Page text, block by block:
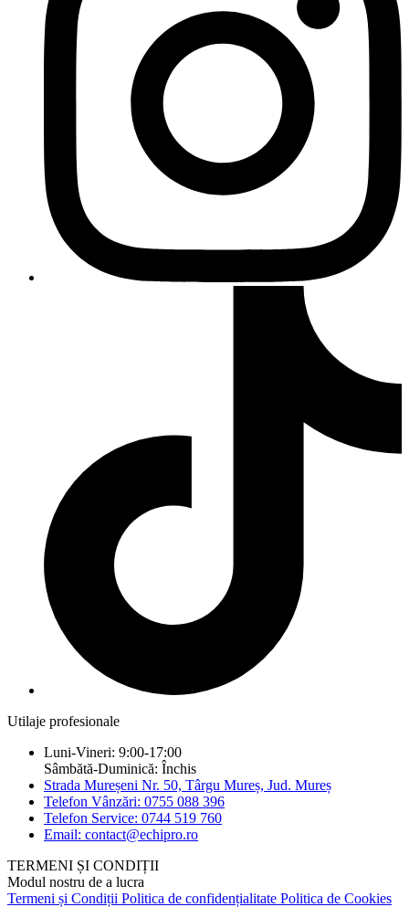
Utilaje profesionale
Luni-Vineri: 9:00-17:00
Sâmbătă-Duminică: Închis
Strada Mureșeni Nr. 50, Târgu Mureș, Jud. Mureș
Telefon Vânzări: 0755 088 396
Telefon Service: 0744 519 760
Email: contact@echipro.ro
TERMENI ȘI CONDIȚII
Modul nostru de a lucra
Termeni și Condiții Politica de confidențialitate Politica de Cookies